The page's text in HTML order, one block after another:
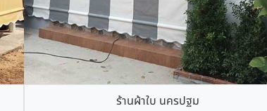
ร้านผ้าใบ นครปฐม